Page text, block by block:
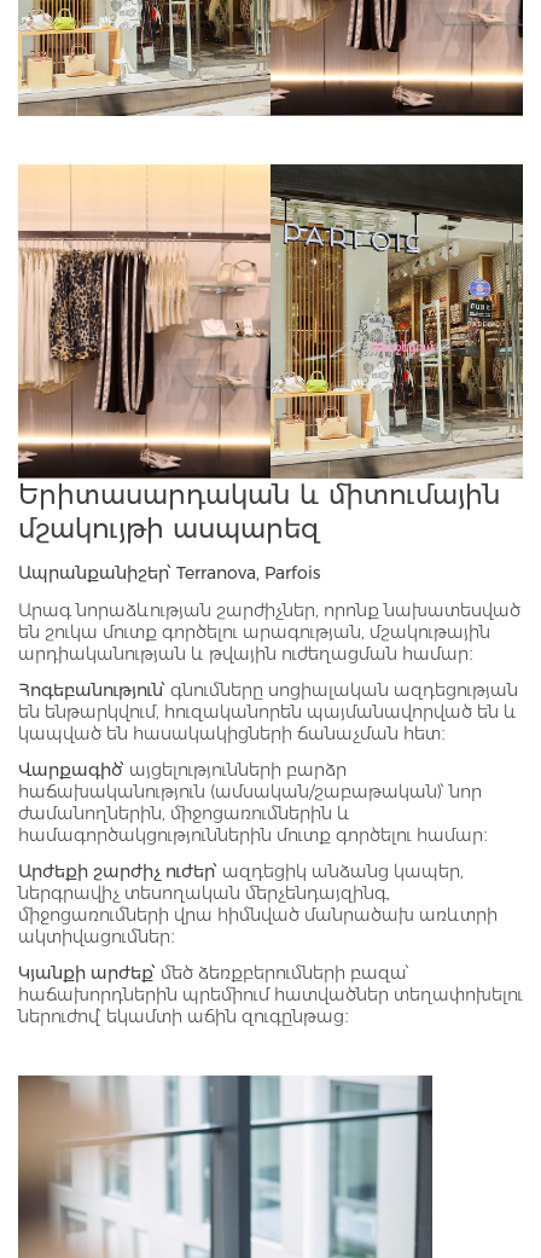
Երիտասարդական և միտումային
մշակույթի ասպարեզ
Ապրանքանիշեր՝ Terranova, Parfois
Արագ նորաձևության շարժիչներ, որոնք նախատեսված
են շուկա մուտք գործելու արագության, մշակութային
արդիականության և թվային ուժեղացման համար։
Հոգեբանություն՝ գնումները սոցիալական ազդեցության
են ենթարկվում, հուզականորեն պայմանավորված են և
կապված են հասակակիցների ճանաչման հետ։
Վարքագիծ՝ այցելությունների բարձր
հաճախականություն (ամսական/շաբաթական)՝ նոր
ժամանողներին, միջոցառումներին և
համագործակցություններին մուտք գործելու համար։
Արժեքի շարժիչ ուժեր՝ ազդեցիկ անձանց կապեր,
ներգրավիչ տեսողական մերչենդայզինգ,
միջոցառումների վրա հիմնված մանրածախ առևտրի
ակտիվացումներ։
Կյանքի արժեք՝ մեծ ձեռքբերումների բազա՝
հաճախորդներին պրեմիում հատվածներ տեղափոխելու
ներուժով՝ եկամտի աճին զուգընթաց։